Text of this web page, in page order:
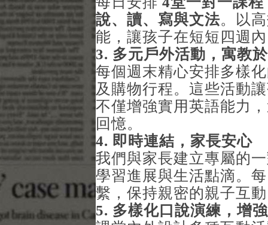
說、讀、寫與文法。以
能，讓孩子在短短四週
3. 多元戶外活動，寓教
每個週末精心安排多樣
及購物行程。這些活動
不僅增強實用英語能力
回憶。
4. 即時連結，家長安心
我們與家長建立專屬的
學習進展與生活點滴。
繫，保持親密的親子互
5. 多樣化口說演練，增